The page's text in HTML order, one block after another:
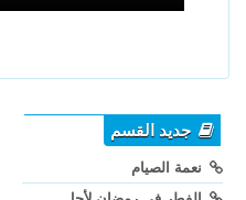
جديد القسم
نعمة الصيام